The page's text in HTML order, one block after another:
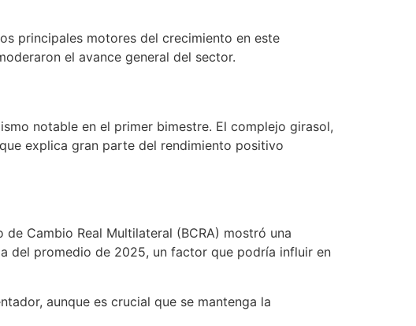
principales motores del crecimiento en este
el avance general del sector.
notable en el primer bimestre. El complejo girasol,
explica gran parte del rendimiento positivo
de Cambio Real Multilateral (BCRA) mostró una
del promedio de 2025, un factor que podría influir en
aunque es crucial que se mantenga la